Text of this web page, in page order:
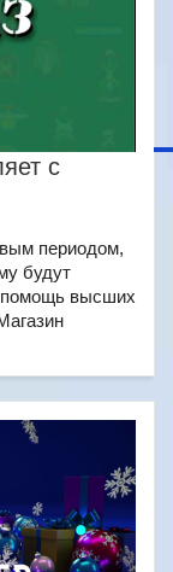
с
периодом,
будут
помощь высших